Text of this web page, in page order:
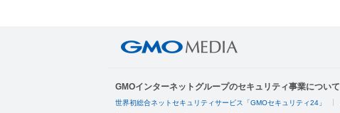
GMOインターネットグループのセキュリティ事業について
世界初総合ネットセキュリティサービス「GMOセキュリティ24」